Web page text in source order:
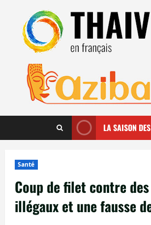
contenu
LA SAISON
Santé
Coup de filet contre
illégaux et une fausse